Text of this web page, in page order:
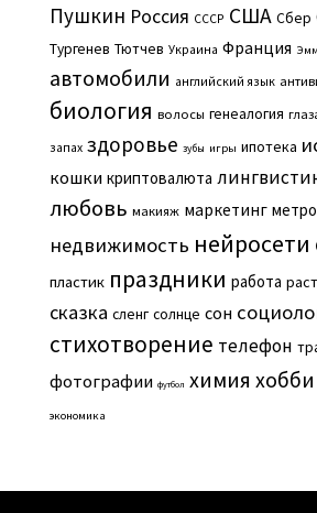
Пушкин Россия СССР США Сбер
Тургенев Тютчев Украина Франция
автомобили английский язык
биология волосы генеалогия
запах здоровье зубы игры ипотека
кошки криптовалюта
любовь макияж маркетинг метро
недвижимость нейросети
пластик праздники работа
сказка сленг солнце сон
стихотворение телефон
фотографии футбол химия хобби
экономика